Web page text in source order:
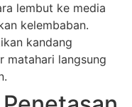
lembut ke media
kelembaban.
kandang
matahari langsung